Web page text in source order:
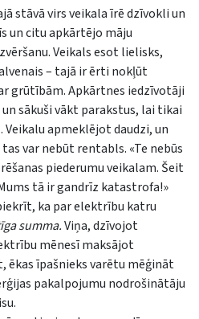
stāvā virs veikala īrē dzīvokli un
un citu apkārtējo māju
Veikals esot lielisks,
– tajā ir ērti nokļūt
grūtībām. Apkārtnes iedzīvotāji
sākuši vākt parakstus, lai tikai
apmeklējot daudzi, un
var nebūt rentabls. «Te nebūs
piederumu veikalam. Šeit
tā ir gandrīz katastrofa!»
ka par elektrību katru
summa.Viņa, dzīvojot
mēnesī maksājot
ēkas īpašnieks varētu mēģināt
pakalpojumu nodrošinātāju